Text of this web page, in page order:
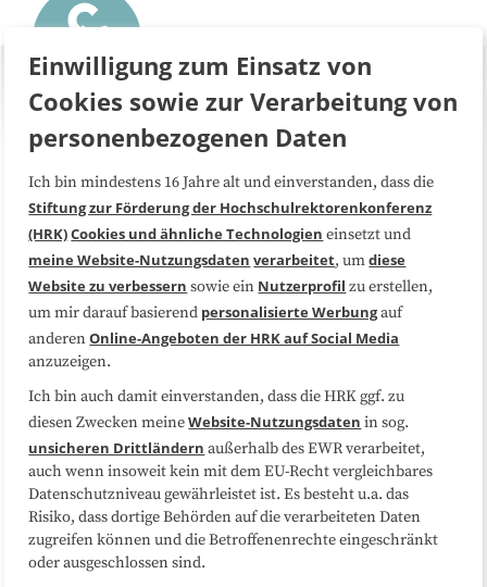
Über uns FAQ
Medienarbeit Kooperationen
Datenschutzerklärung Impressum
Sitemap
Folgen Sie uns
Einwilligung zum Einsatz von
Cookies sowie zur Verarbeitung von
personenbezogenen Daten
Ich bin mindestens 16 Jahre alt und einverstanden, dass die
Stiftung zur Förderung der Hochschulrektorenkonferenz
(HRK)Cookies und ähnliche Technologien einsetzt und
meine Website-Nutzungsdaten verarbeitet, umdiese
Website zu verbessern sowie ein Nutzerprofil zu erstellen,
um mir darauf basierend personalisierte Werbungauf
anderenOnline-Angeboten der HRK auf Social Media
anzuzeigen.
Ich bin auch damit einverstanden, dass die HRK ggf. zu
diesen Zwecken meineWebsite-Nutzungsdaten in sog.
unsicheren Drittländern außerhalb des EWR verarbeitet,
auch wenn insoweit kein mit dem EU-Recht vergleichbares
Datenschutzniveau gewährleistet ist. Es besteht u.a. das
Risiko, dass dortige Behörden auf die verarbeiteten Daten
zugreifen können und die Betroffenenrechte eingeschränkt
oder ausgeschlossen sind.